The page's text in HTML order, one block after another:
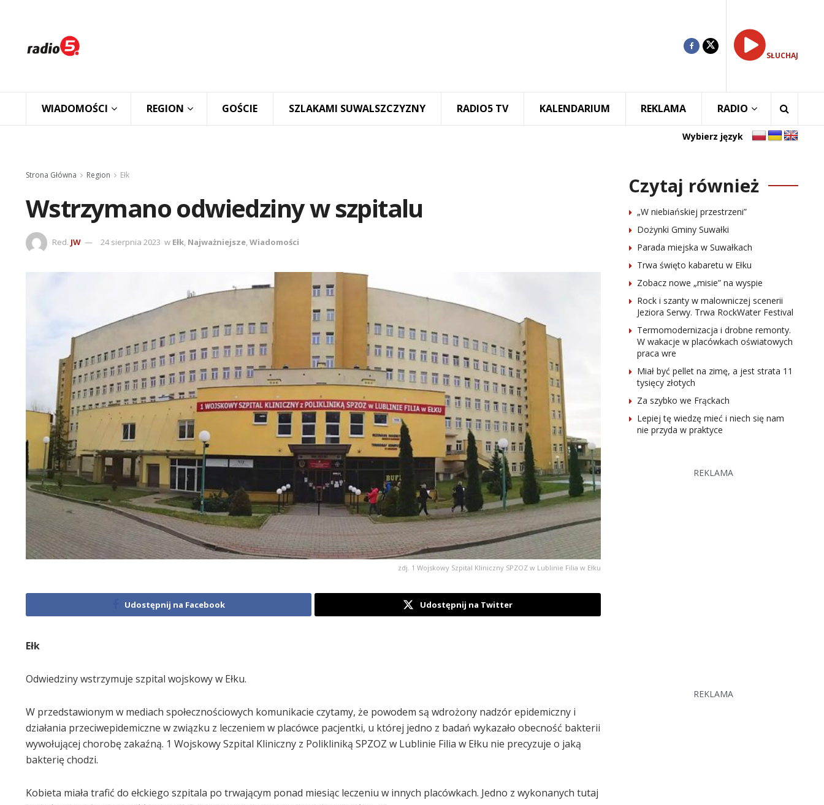
SŁUCHAJ
WIADOMOŚCI REGION GOŚCIE SZLAKAMI SUWALSZCZYZNY RADIO5 TV KALENDARIUM REKLAMA RADIO
Wybierz język
Strona Główna Region Ełk
Wstrzymano odwiedziny w szpitalu
Red. JW 24 sierpnia 2023 w Ełk, Najważniejsze,Wiadomości
zdj. 1 Wojskowy Szpital Kliniczny SPZOZ w Lublinie Filia w Ełku
Udostępnij na Facebook Udostępnij na Twitter
Ełk
Odwiedziny wstrzymuje szpital wojskowy w Ełku.
W przedstawionym w mediach społecznościowych komunikacie czytamy, że powodem są wdrożony nadzór epidemiczny i
działania przeciwepidemiczne w związku z leczeniem w placówce pacjentki, u której jedno z badań wykazało obecność bakterii
wywołującej chorobę zakaźną. 1 Wojskowy Szpital Kliniczny z Polikliniką SPZOZ w Lublinie Filia w Ełku nie precyzuje o jaką
bakterię chodzi.
Kobieta miała trafić do ełckiego szpitala po trwającym ponad miesiąc leczeniu w innych placówkach. Jedno z wykonanych tutaj
Czytaj również
„W niebiańskiej przestrzeni”
Dożynki Gminy Suwałki
Parada miejska w Suwałkach
Trwa święto kabaretu w Ełku
Zobacz nowe „misie” na wyspie
Rock i szanty w malowniczej scenerii
Jeziora Serwy. Trwa RockWater Festival
Termomodernizacja i drobne remonty.
W wakacje w placówkach oświatowych
praca wre
Miał być pellet na zimę, a jest strata 11
tysięcy złotych
Za szybko we Frąckach
Lepiej tę wiedzę mieć i niech się nam
nie przyda w praktyce
REKLAMA
REKLAMA